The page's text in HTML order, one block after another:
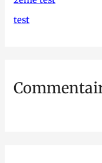
h
:
test